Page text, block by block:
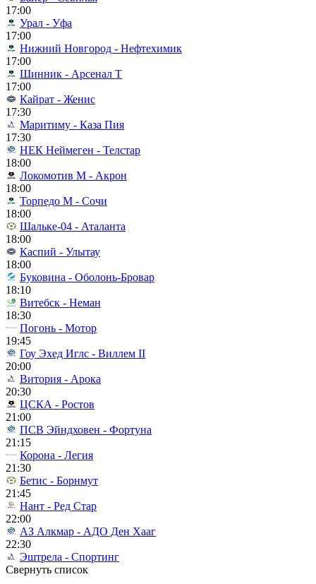
17:00
Урал - Уфа
17:00
Нижний Новгород - Нефтехимик
17:00
Шинник - Арсенал Т
17:00
Кайрат - Женис
17:30
Маритиму - Каза Пия
17:30
НЕК Неймеген - Телстар
18:00
Локомотив М - Акрон
18:00
Торпедо М - Сочи
18:00
Шальке-04 - Аталанта
18:00
Каспий - Улытау
18:00
Буковина - Оболонь-Бровар
18:10
Витебск - Неман
18:30
Погонь - Мотор
19:45
Гоу Эхед Иглс - Виллем II
20:00
Витория - Арока
20:30
ЦСКА - Ростов
21:00
ПСВ Эйндховен - Фортуна
21:15
Корона - Легия
21:30
Бетис - Борнмут
21:45
Нант - Ред Стар
22:00
АЗ Алкмар - АДО Ден Хааг
22:30
Эштрела - Спортинг
Свернуть список